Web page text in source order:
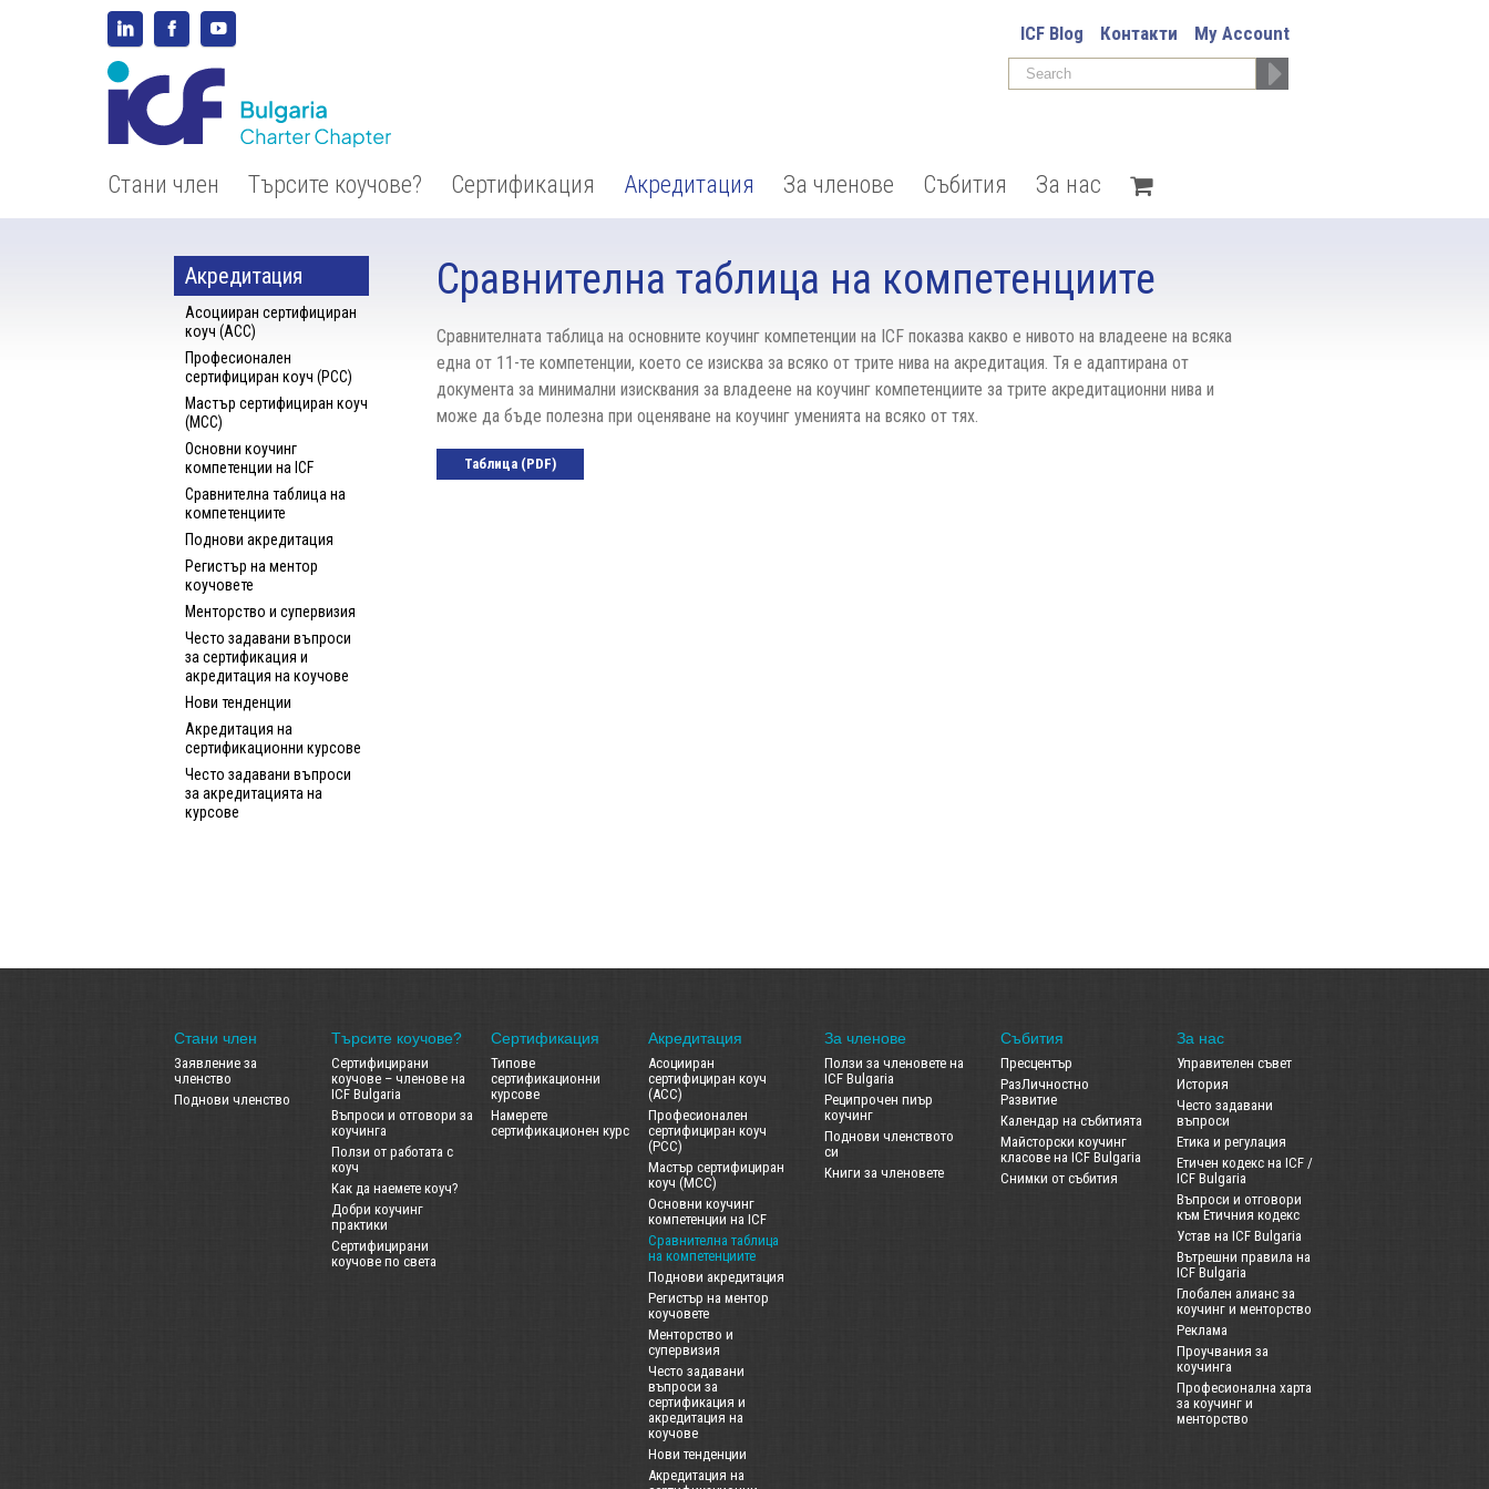
ICF Blog Контакти My Account
Стани член Търсите коучове? Сертификация Акредитация За членове Събития За нас
Акредитация
Асоцииран сертифициран
коуч (ACC)
Професионален
сертифициран коуч (PCC)
Мастър сертифициран коуч
(MCC)
Основни коучинг
компетенции на ICF
Сравнителна таблица на
компетенциите
Поднови акредитация
Регистър на ментор
коучовете
Менторство и супервизия
Често задавани въпроси
за сертификация и
акредитация на коучове
Нови тенденции
Акредитация на
сертификационни курсове
Често задавани въпроси
за акредитацията на
курсове
Сравнителна таблица на компетенциите
Сравнителната таблица на основните коучинг компетенции на ICF показва какво е нивото на владеене на всяка
една от 11-те компетенции, което се изисква за всяко от трите нива на акредитация. Тя е адаптирана от
документа за минимални изисквания за владеене на коучинг компетенциите за трите акредитационни нива и
може да бъде полезна при оценяване на коучинг уменията на всяко от тях.
Таблица (PDF)
Стани член
Заявление за
членство
Поднови членство
Търсите коучове?
Сертифицирани
коучове – членове на
ICF Bulgaria
Въпроси и отговори за
коучинга
Ползи от работата с
коуч
Как да наемете коуч?
Добри коучинг
практики
Сертифицирани
коучове по света
Сертификация
Типове
сертификационни
курсове
Намерете
сертификационен курс
Акредитация
Асоцииран
сертифициран коуч
(ACC)
Професионален
сертифициран коуч
(PCC)
Мастър сертифициран
коуч (MCC)
Основни коучинг
компетенции на ICF
Сравнителна таблица
на компетенциите
Поднови акредитация
Регистър на ментор
коучовете
Менторство и
супервизия
Често задавани
въпроси за
сертификация и
акредитация на
коучове
Нови тенденции
Акредитация на
За членове
Ползи за членовете на
ICF Bulgaria
Реципрочен пиър
коучинг
Поднови членството
си
Книги за членовете
Събития
Пресцентър
РазЛичностно
Развитие
Календар на събитията
Майсторски коучинг
класове на ICF Bulgaria
Снимки от събития
За нас
Управителен съвет
История
Често задавани
въпроси
Етика и регулация
Етичен кодекс на ICF /
ICF Bulgaria
Въпроси и отговори
към Етичния кодекс
Устав на ICF Bulgaria
Вътрешни правила на
ICF Bulgaria
Глобален алианс за
коучинг и менторство
Реклама
Проучвания за
коучинга
Професионална харта
за коучинг и
менторство